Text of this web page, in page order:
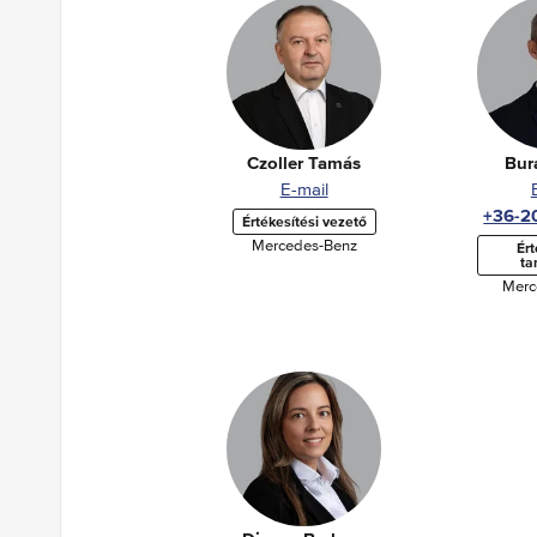
Czoller Tamás
E-mail
Értékesítési vezető
Mercedes-Benz
+36-